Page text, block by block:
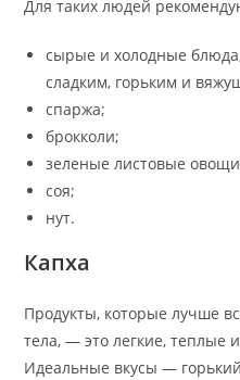
Для таких людей
сырые и холодные
сладким, горьким и
спаржа;
брокколи;
зеленые листовые
соя;
нут.
Капха
Продукты, которые лучше
тела, — это легкие, теплые
Идеальные вкусы —